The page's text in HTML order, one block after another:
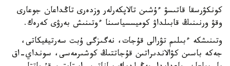
كونكۋرسقا قاتىسۋ ءۇشىن تالاپكەرلەر وزدەرى تاڭداعان جوعارى
وقۋ ورنىنىڭ قابىلداۋ كوميسسياسىنا ءوتىنىش بەرۋى كەرەك.
وتىنىشكە ءبىلىم تۋرالى قۇجات، نەگىزگى ۇبت سەرتيفيكاتى،
جەكە باسىن كۋالاندىراتىن قۇجاتتىڭ كوشىرمەسى، سونداي-اق